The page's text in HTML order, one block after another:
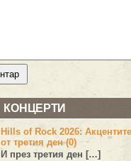
КОНЦЕРТИ
Hills of Rock 2026: Акцентите
от третия ден (0)
И през третия ден […]